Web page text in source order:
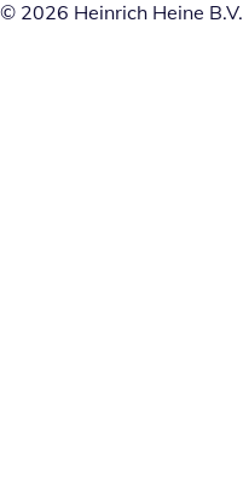
© 2026 Heinrich Heine B.V.